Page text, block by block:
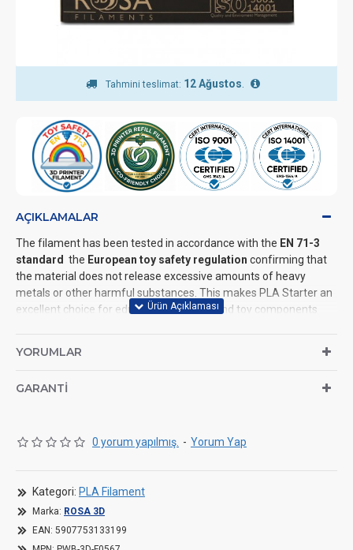
Tahmini teslimat: 12 Ağustos
AÇIKLAMALAR
The filament has been tested in accordance with the EN 71-3
standard the European toy safety regulation confirming that
the material does not release excessive amounts of heavy
metals or other harmful substances. This makes PLA Starter an
excellent choice for educational models and toy components
WHY CHOOSE PLA STARTER
Extremely easy and predictable printing Perfect for beginners
APPLICATIONS:
prototypes, learning 3D printing, as well as educational models
and toy parts used in schools and at home.
Bambu Lab: use the Generic
Prusa: use the ROSA3D
YORUMLAR
GARANTI
0 yorum yapılmış. - Yorum Yap
Kategori: PLA Filament
Marka: ROSA 3D
EAN: 5907753133199